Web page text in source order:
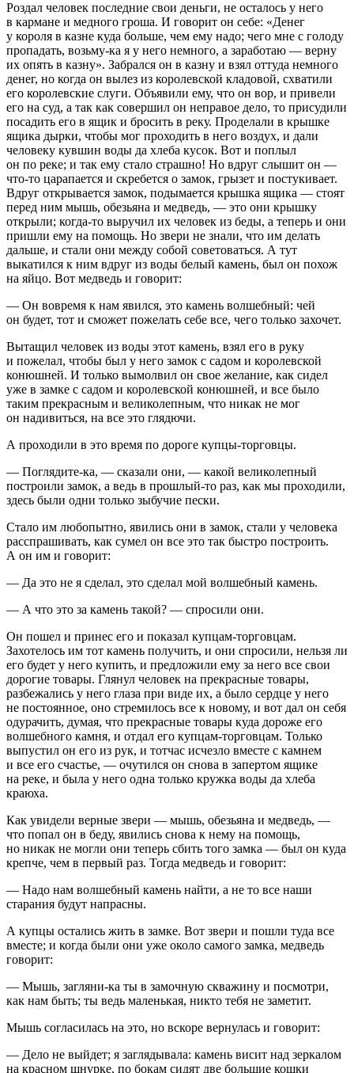
Роздал человек последние свои деньги, не осталось у него
в кармане и медного гроша. И говорит он себе: «Денег
у короля в казне куда больше, чем ему надо; чего мне с голоду
пропадать, возьму-ка я у него немного, а заработаю — верну
их опять в казну». Забрался он в казну и взял оттуда немного
денег, но когда он вылез из королевской кладовой, схватили
его королевские слуги. Объявили ему, что он вор, и привели
его на суд, а так как совершил он неправое дело, то присудили
посадить его в ящик и бросить в реку. Проделали в крышке
ящика дырки, чтобы мог проходить в него воздух, и дали
человеку кувшин воды да хлеба кусок. Вот и поплыл
он по реке; и так ему стало страшно! Но вдруг слышит он —
что-то царапается и скребется о замок, грызет и постукивает.
Вдруг открывается замок, подымается крышка ящика — стоят
перед ним мышь, обезьяна и медведь, — это они крышку
открыли; когда-то выручил их человек из беды, а теперь и они
пришли ему на помощь. Но звери не знали, что им делать
дальше, и стали они между собой советоваться. А тут
выкатился к ним вдруг из воды белый камень, был он похож
на яйцо. Вот медведь и говорит:
— Он вовремя к нам явился, это камень волшебный: чей
он будет, тот и сможет пожелать себе все, чего только захочет.
Вытащил человек из воды этот камень, взял его в руку
и пожелал, чтобы был у него замок с садом и королевской
конюшней. И только вымолвил он свое желание, как сидел
уже в замке с садом и королевской конюшней, и все было
таким прекрасным и великолепным, что никак не мог
он надивиться, на все это глядючи.
А проходили в это время по дороге купцы-торговцы.
— Поглядите-ка, — сказали они, — какой великолепный
построили замок, а ведь в прошлый-то раз, как мы проходили,
здесь были одни только зыбучие пески.
Стало им любопытно, явились они в замок, стали у человека
расспрашивать, как сумел он все это так быстро построить.
А он им и говорит:
— Да это не я сделал, это сделал мой волшебный камень.
— А что это за камень такой? — спросили они.
Он пошел и принес его и показал купцам-торговцам.
Захотелось им тот камень получить, и они спросили, нельзя ли
его будет у него купить, и предложили ему за него все свои
дорогие товары. Глянул человек на прекрасные товары,
разбежались у него глаза при виде их, а было сердце у него
не постоянное, оно стремилось все к новому, и вот дал он себя
одурачить, думая, что прекрасные товары куда дороже его
волшебного камня, и отдал его купцам-торговцам. Только
выпустил он его из рук, и тотчас исчезло вместе с камнем
и все его счастье, — очутился он снова в запертом ящике
на реке, и была у него одна только кружка воды да хлеба
краюха.
Как увидели верные звери — мышь, обезьяна и медведь, —
что попал он в беду, явились снова к нему на помощь,
но никак не могли они теперь сбить того замка — был он куда
крепче, чем в первый раз. Тогда медведь и говорит:
— Надо нам волшебный камень найти, а не то все наши
старания будут напрасны.
А купцы остались жить в замке. Вот звери и пошли туда все
вместе; и когда были они уже около самого замка, медведь
говорит:
— Мышь, загляни-ка ты в замочную скважину и посмотри,
как нам быть; ты ведь маленькая, никто тебя не заметит.
Мышь согласилась на это, но вскоре вернулась и говорит:
— Дело не выйдет; я заглядывала: камень висит над зеркалом
на красном шнурке, по бокам сидят две большие кошки